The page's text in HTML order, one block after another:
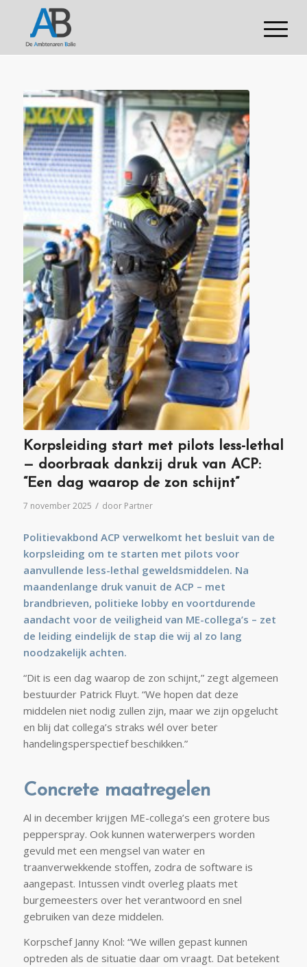
Korpsleiding start met pilots less-lethal
— doorbraak dankzij druk van ACP:
“Een dag waarop de zon schijnt”
7 november 2025 / door Partner
Politievakbond ACP verwelkomt het besluit van de
korpsleiding om te starten met pilots voor
aanvullende less-lethal geweldsmiddelen. Na
maandenlange druk vanuit de ACP – met
brandbrieven, politieke lobby en voortdurende
aandacht voor de veiligheid van ME-collega’s – zet
de leiding eindelijk de stap die wij al zo lang
noodzakelijk achten.
“Dit is een dag waarop de zon schijnt,” zegt algemeen
bestuurder Patrick Fluyt. “We hopen dat deze
middelen niet nodig zullen zijn, maar we zijn opgelucht
en blij dat collega’s straks wél over beter
handelingsperspectief beschikken.”
Concrete maatregelen
Al in december krijgen ME-collega’s een grotere bus
pepperspray. Ook kunnen waterwerpers worden
gevuld met een mengsel van water en
traanverwekkende stoffen, zodra de software is
aangepast. Intussen vindt overleg plaats met
burgemeesters over het verantwoord en snel
gebruiken van deze middelen.
Korpschef Janny Knol: “We willen gepast kunnen
optreden als de situatie daar om vraagt. Dat betekent